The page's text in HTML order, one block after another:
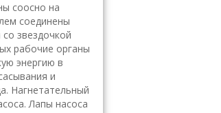
соосно на
соединены
звездочкой
рабочие органы
энергию в
и
Нагнетательный
Лапы насоса